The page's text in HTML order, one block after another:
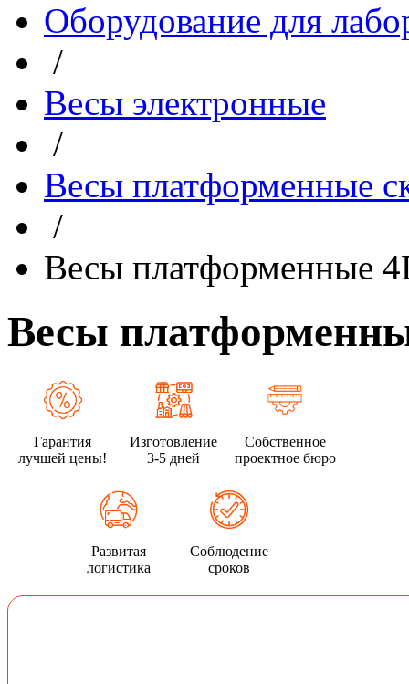
Оборудование для
/
Весы электронные
/
Весы платформенные
/
Весы платформенные
Весы
Гарантия
лучшей цены!
Изготовление
3-5 дней
Собственное
проектное бюро
Развитая
логистика
Соблюдение
сроков